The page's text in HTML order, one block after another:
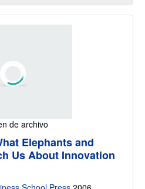
de archivo
Elephants and
Us About Innovation